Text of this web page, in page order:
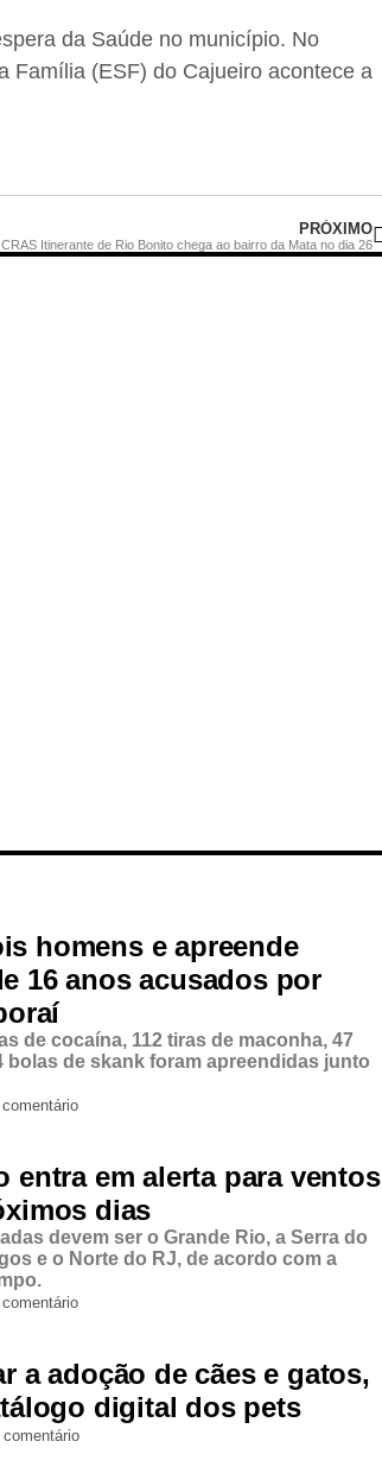
da Saúde no município. No
Família (ESF) do Cajueiro acontece a
PRÓXIMO
CRAS Itinerante de Rio Bonito chega ao bairro da Mata no dia 26
homens e apreende
16 anos acusados por
de cocaína, 112 tiras de maconha, 47
bolas de skank foram apreendidas junto
entra em alerta para ventos
dias
devem ser o Grande Rio, a Serra do
e o Norte do RJ, de acordo com a
a adoção de cães e gatos,
digital dos pets
comentário